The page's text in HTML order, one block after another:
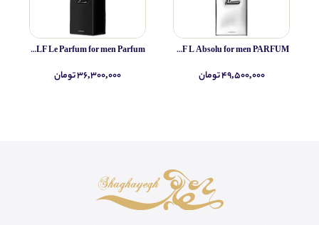
Yves Saint Laurent MYSLF L Absolu for men PARFUM
۴۹,۵۰۰,۰۰۰ تومان
Yves Saint Laurent MYSLF Le Parfum for men Parfum
۳۶,۳۰۰,۰۰۰ تومان